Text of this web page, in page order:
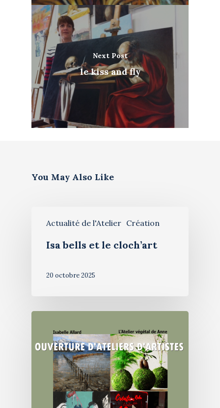
Next Post
le kiss and fly
You May Also Like
Actualité de l'Atelier Création
Isa bells et le cloch’art
20 octobre 2025